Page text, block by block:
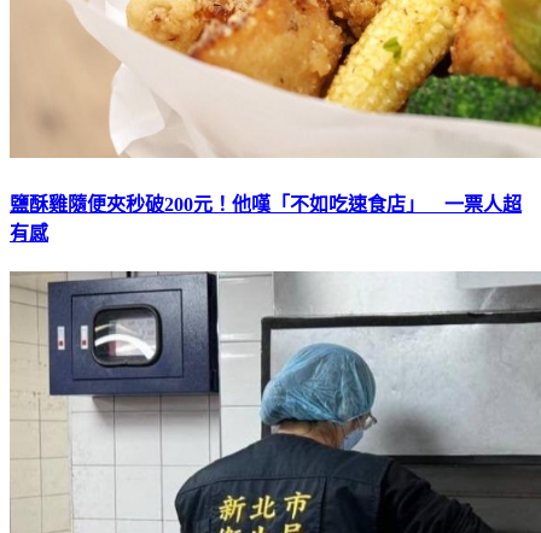
鹽酥雞隨便夾秒破200元！他嘆「不如吃速食店」 一票人超
有感